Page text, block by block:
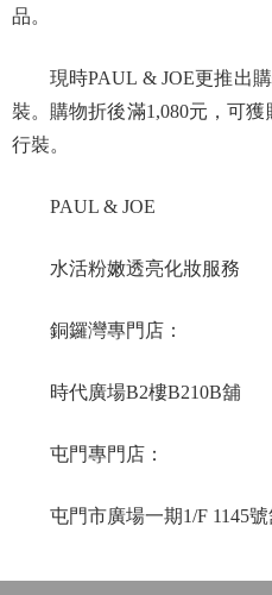
品。
現時PAUL & JOE更推出購
裝。購物折後滿1,080元，可
行裝。
PAUL & JOE
水活粉嫩透亮化妝服務
銅鑼灣專門店：
時代廣場B2樓B210B舖
屯門專門店：
屯門市廣場一期1/F 1145號